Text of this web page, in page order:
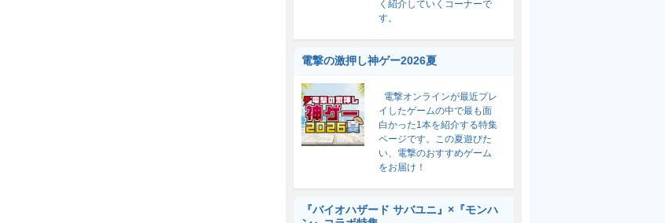
く紹介していくコーナーで
す。
電撃の激押し神ゲー2026夏
電撃オンラインが最近プレ
イしたゲームの中で最も面
白かった1本を紹介する特集
ページです。この夏遊びた
い、電撃のおすすめゲーム
をお届け！
『バイオハザード サバユニ』×『モンハ